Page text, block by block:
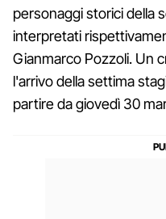
personaggi storici della
interpretati
Gianmarco Pozzoli. Un
l'arrivo della settima
partire da giovedì 30